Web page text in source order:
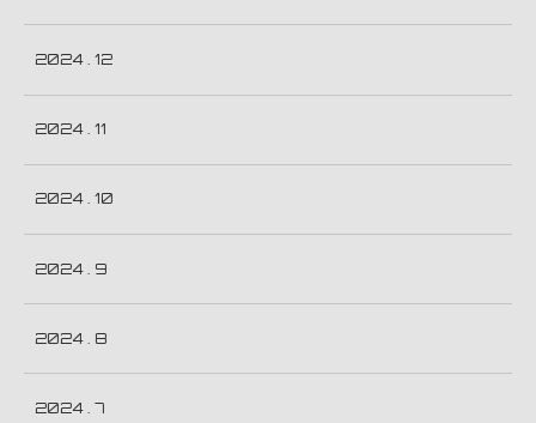
2024 . 12
2024 . 11
2024 . 10
2024 . 9
2024 . 8
2024 . 7